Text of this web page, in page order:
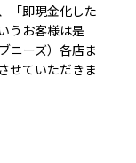
「即現金化した
うお客様は是
ニーズ）各店ま
せていただきま